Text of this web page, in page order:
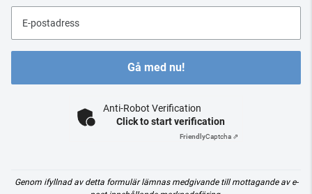
E-postadress
Gå med nu!
Anti-Robot Verification
Click to start verification
FriendlyCaptcha ⇗
Genom ifyllnad av detta formulär lämnas medgivande till mottagande av e-